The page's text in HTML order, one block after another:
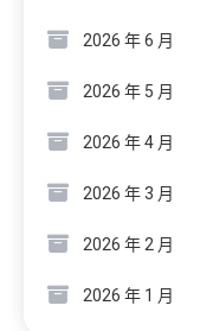
2026 年 6 月
2026 年 5 月
2026 年 4 月
2026 年 3 月
2026 年 2 月
2026 年 1 月